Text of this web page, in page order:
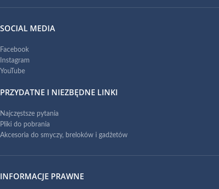
SOCIAL MEDIA
Facebook
Instagram
YouTube
PRZYDATNE I NIEZBĘDNE LINKI
Najczęstsze pytania
Pliki do pobrania
Akcesoria do smyczy, breloków i gadżetów
INFORMACJE PRAWNE